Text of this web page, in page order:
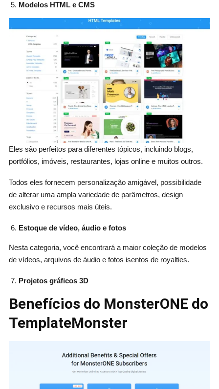
Modelos HTML e CMS
Eles são perfeitos para diferentes tópicos, incluindo blogs,
portfólios, imóveis, restaurantes, lojas online e muitos outros.
Todos eles fornecem personalização amigável, possibilidade
de alterar uma ampla variedade de parâmetros, design
exclusivo e recursos mais úteis.
Estoque de vídeo, áudio e fotos
Nesta categoria, você encontrará a maior coleção de modelos
de vídeos, arquivos de áudio e fotos isentos de royalties.
Projetos gráficos 3D
Benefícios do MonsterONE do
TemplateMonster